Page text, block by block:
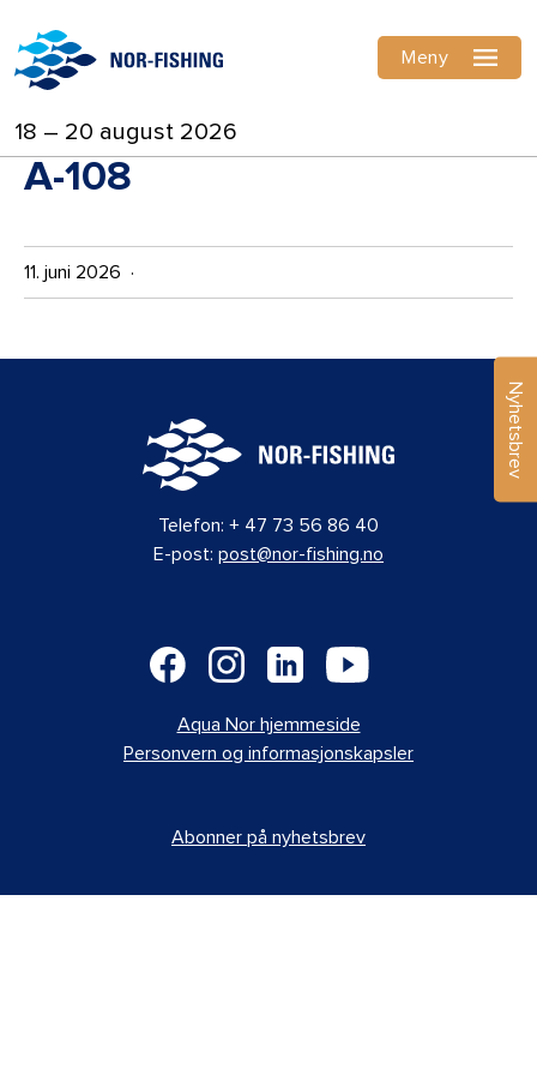
18 – 20 august 2026
Meny
A-108
11. juni 2026 ·
Nyhetsbrev
Telefon: + 47 73 56 86 40
E-post: post@nor-fishing.no
Aqua Nor hjemmeside
Personvern og informasjonskapsler
Abonner på nyhetsbrev